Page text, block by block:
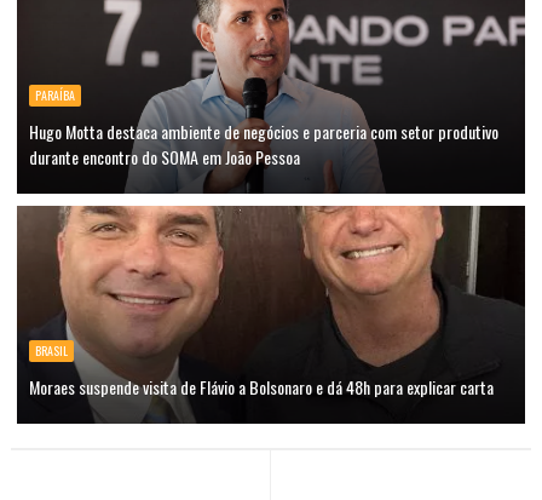
PARAÍBA
Hugo Motta destaca ambiente de negócios e parceria com setor produtivo
durante encontro do SOMA em João Pessoa
BRASIL
Moraes suspende visita de Flávio a Bolsonaro e dá 48h para explicar carta